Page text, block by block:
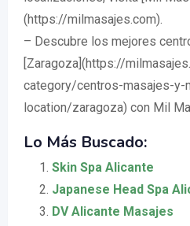
(https://milmasajes.com).
– Descubre los mejores
[Zaragoza](https://
category/centros-masajes-
location/zaragoza) con Mil
Lo Más Buscado:
Skin Spa Alicante
Japanese Head Spa
DV Alicante Masajes